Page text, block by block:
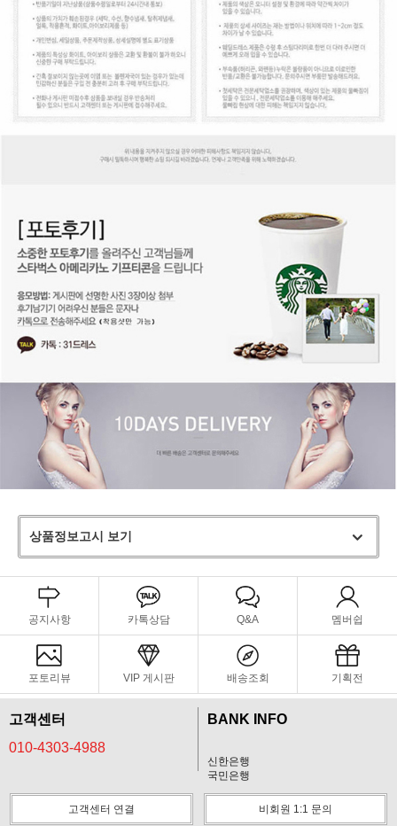
상품정보고시 보기
공지사항 카톡상담 Q&A 멤버쉽
포토리뷰 VIP 게시판 배송조회 기획전
고객센터
010-4303-4988
BANK INFO
신한은행
국민은행
고객센터 연결 비회원 1:1 문의